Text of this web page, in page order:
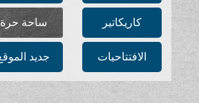
كاريكاتير ساحة حرة
الافتتاحيات جديد